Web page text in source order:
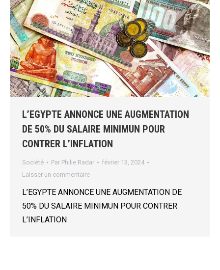
L’EGYPTE ANNONCE UNE AUGMENTATION
DE 50% DU SALAIRE MINIMUN POUR
CONTRER L’INFLATION
Société Par Philie Radar
février 13, 2024
Laisser un commentaire
L’EGYPTE ANNONCE UNE AUGMENTATION DE
50% DU SALAIRE MINIMUN POUR CONTRER
L’INFLATION